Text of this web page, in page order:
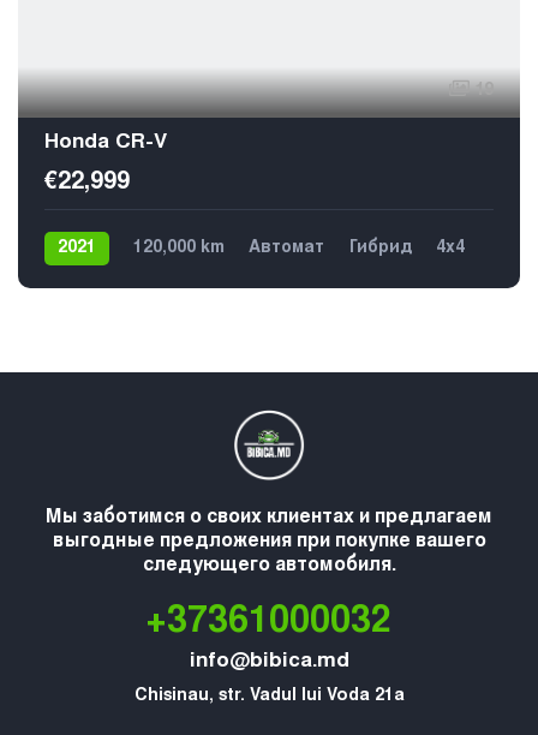
19
Honda CR-V
€22,999
2021 120,000 km Автомат Гибрид
4х4
Мы заботимся о своих клиентах и предлагаем
выгодные предложения при покупке вашего
следующего автомобиля.
+37361000032
info@bibica.md
Chisinau, str. Vadul lui Voda 21a